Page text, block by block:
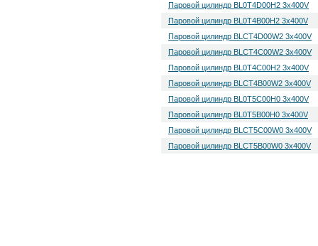
Паровой цилиндр BL0T4D00H2 3x400V
Паровой цилиндр BL0T4B00H2 3x400V
Паровой цилиндр BLCT4D00W2 3x400V
Паровой цилиндр BLCT4C00W2 3x400V
Паровой цилиндр BL0T4C00H2 3x400V
Паровой цилиндр BLCT4B00W2 3x400V
Паровой цилиндр BL0T5C00H0 3x400V
Паровой цилиндр BL0T5B00H0 3x400V
Паровой цилиндр BLCT5C00W0 3x400V
Паровой цилиндр BLCT5B00W0 3x400V